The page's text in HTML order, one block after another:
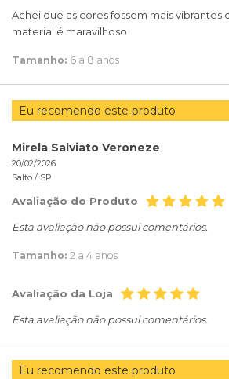
Achei que as cores fossem mais vibrantes
material é maravilhoso
Tamanho: 6 a 8 anos
Eu recomendo este produto
Mirela Salviato Veroneze
20/02/2026
Salto / SP
Avaliação do Produto
Esta avaliação não possui comentários.
Tamanho: 2 a 4 anos
Avaliação da Loja
Esta avaliação não possui comentários.
Eu recomendo este produto